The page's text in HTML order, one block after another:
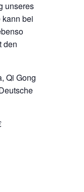
unseres
bei
den
Qi Gong